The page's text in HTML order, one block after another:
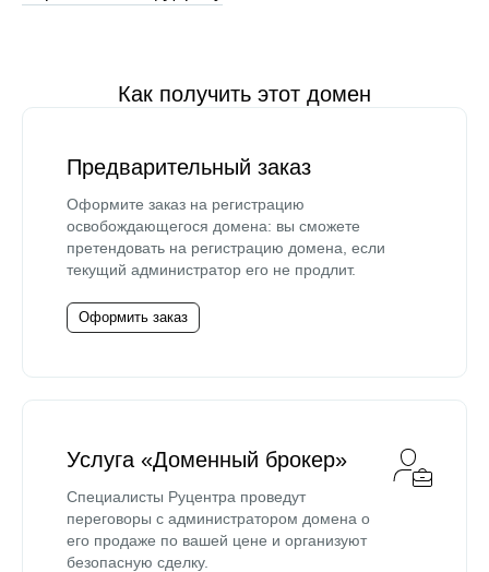
Как получить этот домен
Предварительный заказ
Оформите заказ на регистрацию
освобождающегося домена: вы сможете
претендовать на регистрацию домена, если
текущий администратор его не продлит.
Оформить заказ
Услуга «Доменный брокер»
Специалисты Руцентра проведут
переговоры с администратором домена о
его продаже по вашей цене и организуют
безопасную сделку.